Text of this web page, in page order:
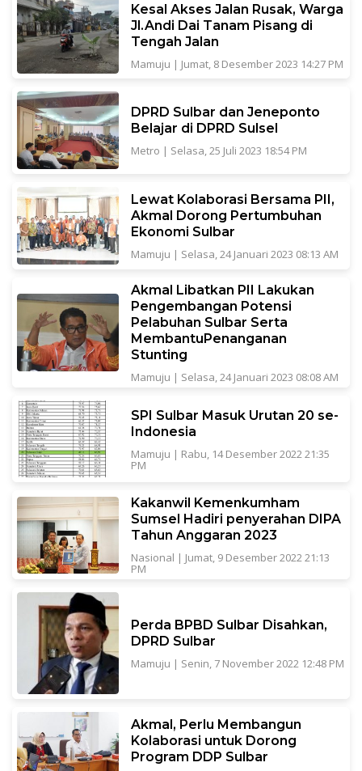
Kesal Akses Jalan Rusak, Warga
Jl.Andi Dai Tanam Pisang di
Tengah Jalan
Mamuju | Jumat, 8 Desember 2023 14:27 PM
DPRD Sulbar dan Jeneponto
Belajar di DPRD Sulsel
Metro | Selasa, 25 Juli 2023 18:54 PM
Lewat Kolaborasi Bersama PII,
Akmal Dorong Pertumbuhan
Ekonomi Sulbar
Mamuju | Selasa, 24 Januari 2023 08:13 AM
Akmal Libatkan PII Lakukan
Pengembangan Potensi
Pelabuhan Sulbar Serta
MembantuPenanganan
Stunting
Mamuju | Selasa, 24 Januari 2023 08:08 AM
SPI Sulbar Masuk Urutan 20 se-
Indonesia
Mamuju | Rabu, 14 Desember 2022 21:35
PM
Kakanwil Kemenkumham
Sumsel Hadiri penyerahan DIPA
Tahun Anggaran 2023
Nasional | Jumat, 9 Desember 2022 21:13
PM
Perda BPBD Sulbar Disahkan,
DPRD Sulbar
Mamuju | Senin, 7 November 2022 12:48 PM
Akmal, Perlu Membangun
Kolaborasi untuk Dorong
Program DDP Sulbar